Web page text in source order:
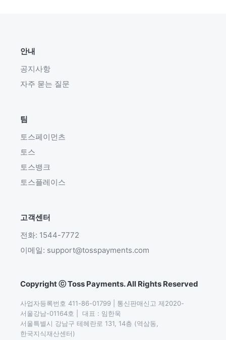
안내
공지사항
자주 묻는 질문
팀
토스페이먼츠
토스
토스뱅크
토스플레이스
고객센터
전화: 1544-7772
이메일: support@tosspayments.com
Copyright ⓒ Toss Payments. All Rights Reserved
사업자등록번호 411-86-01799 | 통신판매신고 제2020-
서울강남-01164호 |  대표 : 임한욱
서울특별시 강남구 테헤란로 131, 14층 (역삼동,
한국지식재산센터)